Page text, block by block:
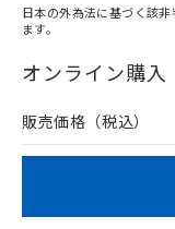
在庫等で未対応品
問い合わせくださ
日本の外為法に基づく該
ます。
オンライン購入
販売価格（税込）